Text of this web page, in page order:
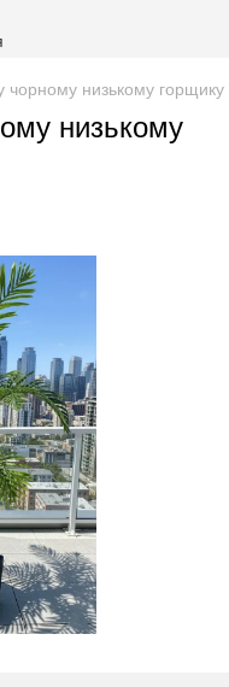
чорному низькому горщику
низькому